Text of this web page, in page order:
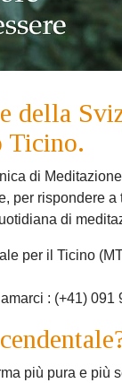
della
di
per rispondere
di
per il Ticino
: (+41) 091
più pura e più